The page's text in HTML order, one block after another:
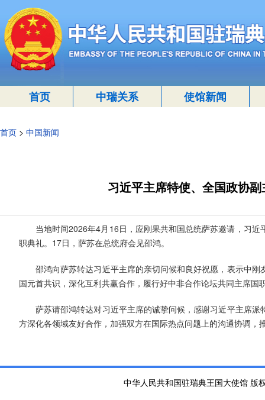
首页 中瑞关系 使馆新闻
首页 > 中国新闻
习近平主席特使、全国政协
当地时间2026年4月16日，应刚果共和国总统萨苏邀请，习
职典礼。17日，萨苏在总统府会见邵鸿。
邵鸿向萨苏转达习近平主席的亲切问候和良好祝愿，表示中
国元首共识，深化互利共赢合作，履行好中非合作论坛共同主席
萨苏请邵鸿转达对习近平主席的诚挚问候，感谢习近平主席
方深化各领域友好合作，加强双方在国际热点问题上的沟通协调，
中华人民共和国驻瑞典王国大使馆 版